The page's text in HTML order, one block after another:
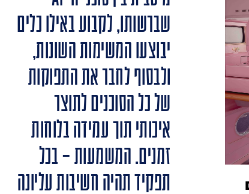
שברשותו, לקבוע באילו כלים
יבוצעו המשימות השונות,
ולבסוף לחבר את התפוקות
של כל הסוכנים לתוצר
איכותי תוך עמידה בלוחות
זמנים. המשמעות – בכל
תפקיד תהיה חשיבות עליונה